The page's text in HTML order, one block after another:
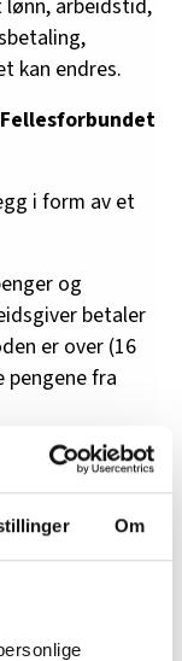
Om
arbeidstid,
kan endres.
i form av et
og
betaler
er over (16
pengene fra
barn under
hvor mye